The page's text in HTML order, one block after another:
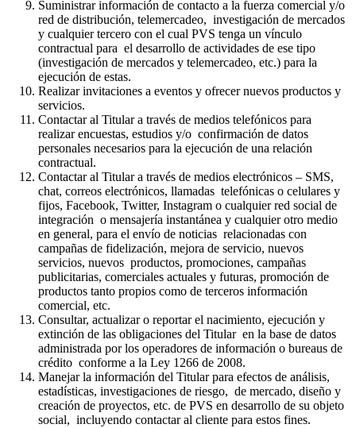
Suministrar información de contacto a la fuerza comercial y/o
red de distribución, telemercadeo, investigación de mercados
y cualquier tercero con el cual PVS tenga un vínculo
contractual para el desarrollo de actividades de ese tipo
(investigación de mercados y telemercadeo, etc.) para la
ejecución de estas.
Realizar invitaciones a eventos y ofrecer nuevos productos y
servicios.
Contactar al Titular a través de medios telefónicos para
realizar encuestas, estudios y/o confirmación de datos
personales necesarios para la ejecución de una relación
contractual.
Contactar al Titular a través de medios electrónicos – SMS,
chat, correos electrónicos, llamadas telefónicas o celulares y
fijos, Facebook, Twitter, Instagram o cualquier red social de
integración o mensajería instantánea y cualquier otro medio
en general, para el envío de noticias relacionadas con
campañas de fidelización, mejora de servicio, nuevos
servicios, nuevos productos, promociones, campañas
publicitarias, comerciales actuales y futuras, promoción de
productos tanto propios como de terceros información
comercial, etc.
Consultar, actualizar o reportar el nacimiento, ejecución y
extinción de las obligaciones del Titular en la base de datos
administrada por los operadores de información o bureaus de
crédito conforme a la Ley 1266 de 2008.
Manejar la información del Titular para efectos de análisis,
estadísticas, investigaciones de riesgo, de mercado, diseño y
creación de proyectos, etc. de PVS en desarrollo de su objeto
social, incluyendo contactar al cliente para estos fines.